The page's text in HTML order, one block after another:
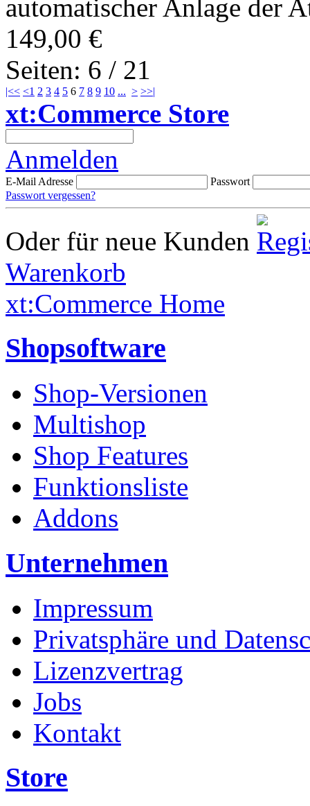
automatischer Anlage der
149,00 €
Seiten: 6 / 21
|<< <1 2 3 4 5 6 7 8 9 10 ... > >>|
xt:Commerce Store
Anmelden
E-Mail Adresse
Passwort
Passwort vergessen?
Oder für neue Kunden
Warenkorb
xt:Commerce Home
Shopsoftware
Shop-Versionen
Multishop
Shop Features
Funktionsliste
Addons
Unternehmen
Impressum
Privatsphäre und
Lizenzvertrag
Jobs
Kontakt
Store